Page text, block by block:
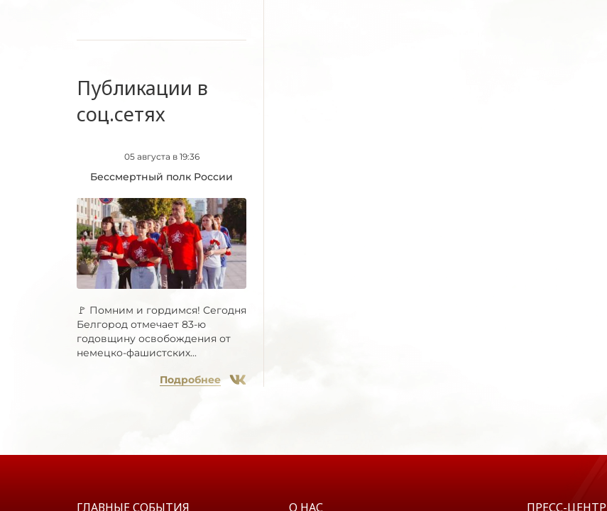
Публикации в
соц.сетях
05 августа в 19:36
Бессмертный полк России
🚩 Помним и гордимся! Сегодня
Белгород отмечает 83-ю
годовщину освобождения от
немецко-фашистских...
Подробнее
ГЛАВНЫЕ СОБЫТИЯ О НАС ПРЕСС-ЦЕНТР